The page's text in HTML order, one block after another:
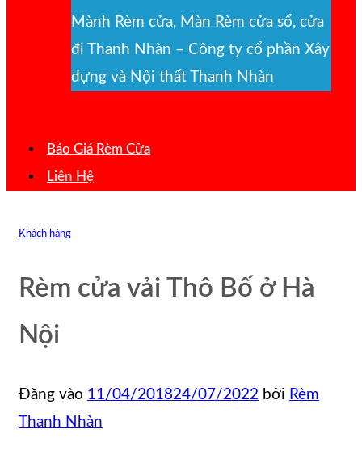
Mành Rèm cửa, Màn Rèm cửa sổ, cửa
đi Thanh Nhàn – Công ty cổ phần Xây
dựng và Nội thất Thanh Nhàn
Báo Giá Rèm Cửa
Liên Hệ
Khách hàng
Rèm cửa vải Thô Bố ở Hà
Nội
Đăng vào 11/04/201824/07/2022 bởi Rèm
Thanh Nhàn